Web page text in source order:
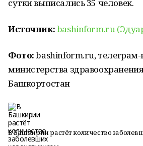
сутки выписались 35 человек.
Источник:bashinform.ru
Фото:bashinform.ru,
министерства
Башкортостан
В Башкирии растёт количество